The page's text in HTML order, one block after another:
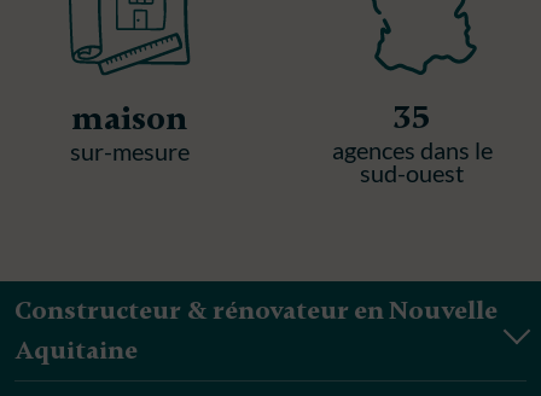
maison
sur-mesure
35
agences dans le
sud-ouest
Constructeur & rénovateur en Nouvelle
Aquitaine